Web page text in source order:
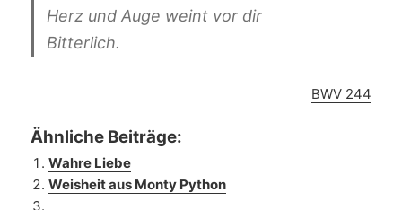
Herz und Auge weint vor dir
Bitterlich.
BWV 244
Ähnliche Beiträge:
Wahre Liebe
Weisheit aus Monty Python